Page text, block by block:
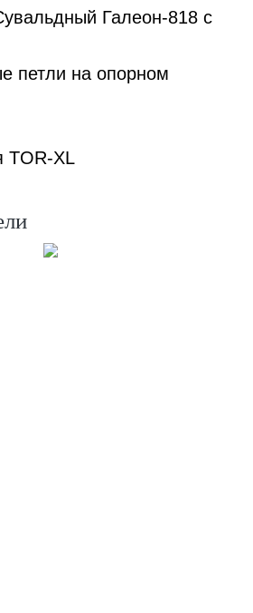
Галеон-818 с
петли на опорном
TOR-XL